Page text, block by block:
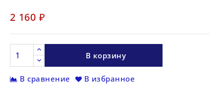
2 160 ₽
В корзину
В сравнение В избранное